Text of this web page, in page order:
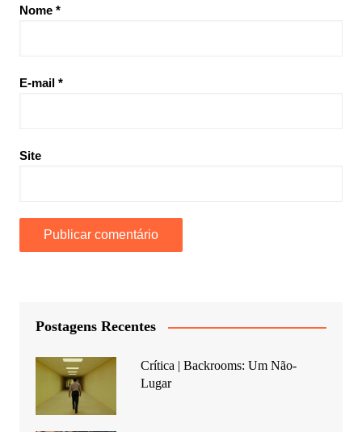
Nome *
E-mail *
Site
Postagens Recentes
Crítica | Backrooms: Um Não-
Lugar